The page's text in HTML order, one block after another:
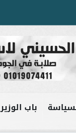
باب الوزير